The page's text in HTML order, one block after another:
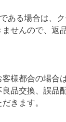
ある場合は、
ませんので、返
客様都合の場合
品交換、誤品
きます。